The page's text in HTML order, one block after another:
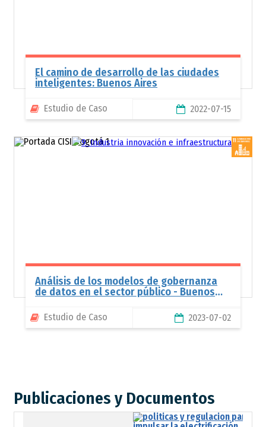
El camino de desarrollo de las ciudades
inteligentes: Buenos Aires
Estudio de Caso 2022-07-15
Imagen
Análisis de los modelos de gobernanza
de datos en el sector público - Buenos
Estudio de Caso 2023-07-02
Publicaciones y Documentos